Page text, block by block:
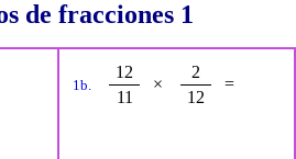
de fracciones 1
1b.
12
11
×
2
12
=